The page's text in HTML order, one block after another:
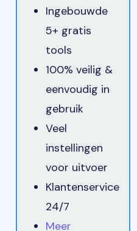
Ingebouwde
5+ gratis
tools
100% veilig &
eenvoudig in
gebruik
Veel
instellingen
voor uitvoer
Klantenservice
24/7
Meer